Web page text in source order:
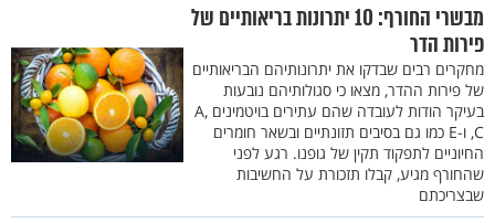
מבשרי החורף: 10 יתרונות בריאותיים של
פירות הדר
מחקרים רבים שבדקו את יתרונותיהם הבריאותיים
של פירות ההדר, מצאו כי סגולותיהם נובעות
בעיקר הודות לעובדה שהם עתירים בויטמינים A,
C, ו-E כמו גם בסיבים תזונתיים ובשאר חומרים
החיוניים לתפקוד תקין של גופנו. רגע לפני
שהחורף מגיע, קבלו תזכורת על החשיבות
שבצריכתם